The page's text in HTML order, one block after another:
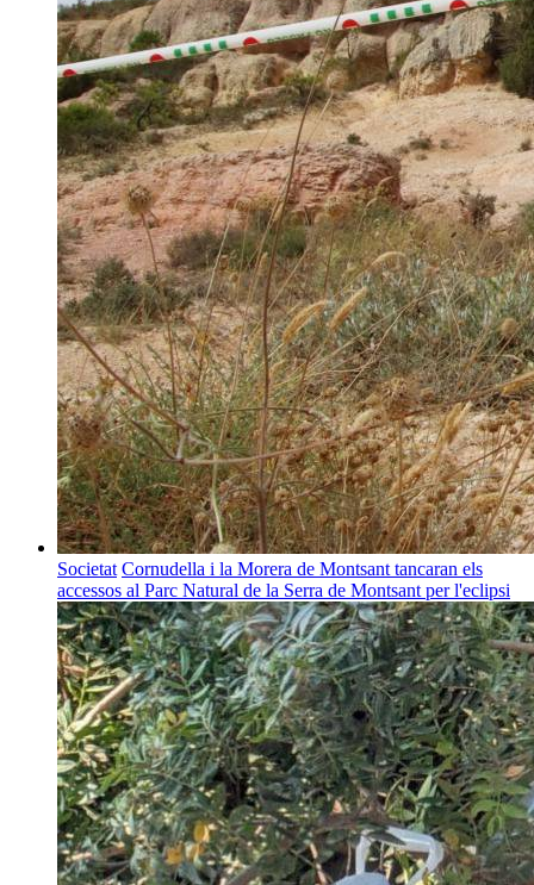
Societat Cornudella i la Morera de Montsant tancaran els
accessos al Parc Natural de la Serra de Montsant per l'eclipsi